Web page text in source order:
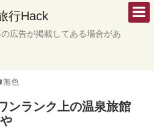
行Hack
広告が掲載してある場合があ
無色
ンランク上の温泉旅館